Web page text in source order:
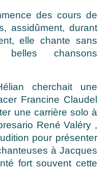
des cours de
assidûment, durant
elle chante sans
chansons
cherchait une
Francine Claudel
une carrière solo à
René Valéry ,
pour présenter
à Jacques
fort souvent cette